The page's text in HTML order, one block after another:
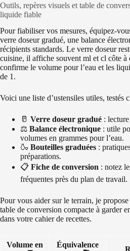
Outils, repères visuels et table de
liquide fiable
Pour fiabiliser vos mesures, équipez-
verre doseur gradué, une balance
récipients standards. Le verre doseur
cuisine, il affiche souvent ml et cl côte à
confirme le volume pour l’eau et les
de 1.
Voici une liste d’ustensiles utiles, testés
🥛 Verre doseur gradué :
⚖️ Balance électronique : utile
volumes en grammes pour l’eau.
🍶 Bouteilles graduées :
préparations.
📋 Fiche de conversion : notez
fréquentes près du plan de travail.
Pour vous aider sur le terrain, je
table de conversion compacte à garder
dans votre cahier de recettes.
Volume en
Équivalence